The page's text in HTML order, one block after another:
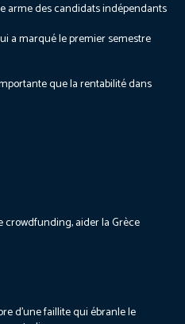
arme des candidats indépendants
a marqué le premier semestre
que la rentabilité dans
crowdfunding, aider la Grèce
d’une faillite qui ébranle le